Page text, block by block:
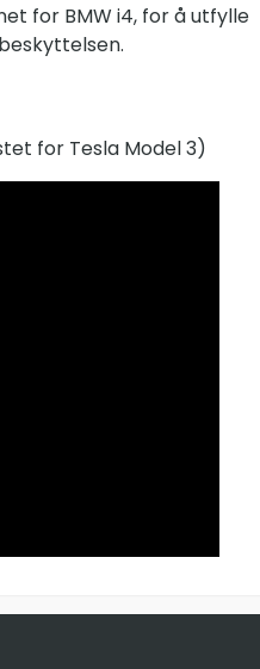
for BMW i4, for å utfylle
for Tesla Model 3)